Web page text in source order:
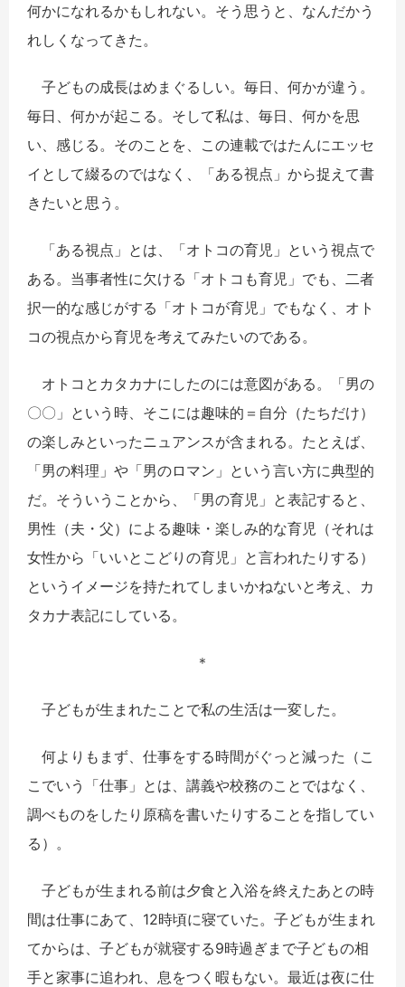
何かになれるかもしれない。そう思うと、なんだかう
れしくなってきた。
子どもの成長はめまぐるしい。毎日、何かが違う。
毎日、何かが起こる。そして私は、毎日、何かを思
い、感じる。そのことを、この連載ではたんにエッセ
イとして綴るのではなく、「ある視点」から捉えて書
きたいと思う。
「ある視点」とは、「オトコの育児」という視点で
ある。当事者性に欠ける「オトコも育児」でも、二者
択一的な感じがする「オトコが育児」でもなく、オト
コの視点から育児を考えてみたいのである。
オトコとカタカナにしたのには意図がある。「男の
〇〇」という時、そこには趣味的＝自分（たちだけ）
の楽しみといったニュアンスが含まれる。たとえば、
「男の料理」や「男のロマン」という言い方に典型的
だ。そういうことから、「男の育児」と表記すると、
男性（夫・父）による趣味・楽しみ的な育児（それは
女性から「いいとこどりの育児」と言われたりする）
というイメージを持たれてしまいかねないと考え、カ
タカナ表記にしている。
＊
子どもが生まれたことで私の生活は一変した。
何よりもまず、仕事をする時間がぐっと減った（こ
こでいう「仕事」とは、講義や校務のことではなく、
調べものをしたり原稿を書いたりすることを指してい
る）。
子どもが生まれる前は夕食と入浴を終えたあとの時
間は仕事にあて、12時頃に寝ていた。子どもが生まれ
てからは、子どもが就寝する9時過ぎまで子どもの相
手と家事に追われ、息をつく暇もない。最近は夜に仕